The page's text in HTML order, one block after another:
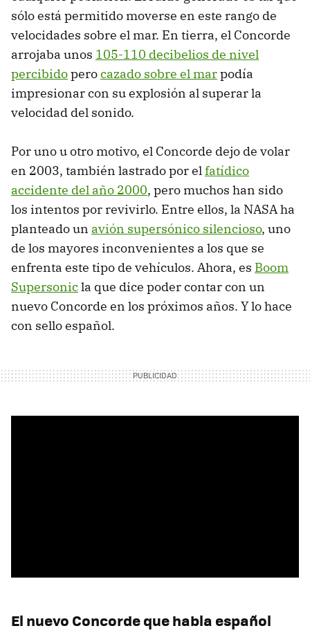
sólo está permitido moverse en este rango de
velocidades sobre el mar. En tierra, el Concorde
arrojaba unos 105-110 decibelios de nivel
percibidoperocazado sobre el marpodía
impresionar con su explosión al superar la
velocidad del sonido.
Por uno u otro motivo, el Concorde dejo de volar
en 2003, también lastrado por elfatídico
accidente del año 2000, pero muchos han sido
los intentos por revivirlo. Entre ellos, la NASA ha
planteado un avión supersónico silencioso, uno
de los mayores inconvenientes a los que se
enfrenta este tipo de vehículos. Ahora, es Boom
Supersonicla que dice poder contar con un
nuevo Concorde en los próximos años. Y lo hace
con sello español.
El nuevo Concorde que habla español